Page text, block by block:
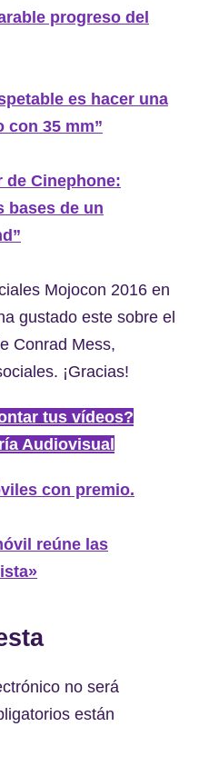
progreso del
es hacer una
con 35 mm”
de Cinephone:
bases de un
Mojocon 2016 en
gustado este sobre el
Conrad Mess,
¡Gracias!
tus vídeos?
Audiovisual
con premio.
reúne las
no será
están